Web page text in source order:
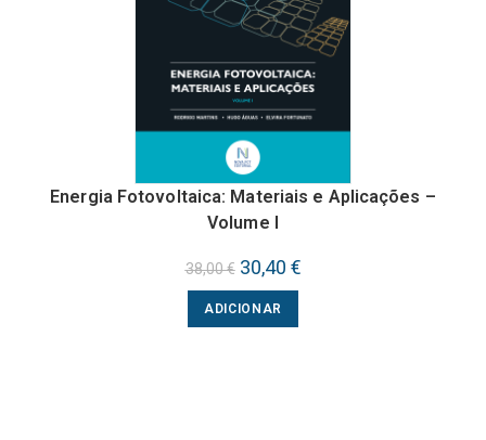
Energia Fotovoltaica: Materiais e Aplicações –
Volume I
38,00€ O
preço
original
era:
38,00 €.
30,40 €O
preço
ADICIONAR